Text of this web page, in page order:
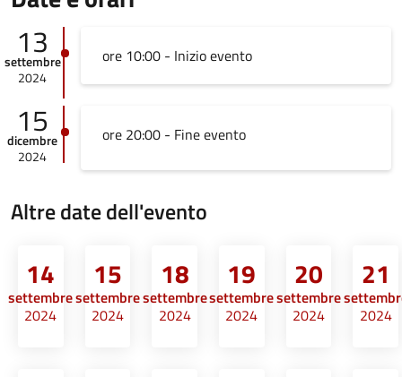
13
settembre
2024
ore 10:00 - Inizio evento
15
dicembre
2024
ore 20:00 - Fine evento
Altre date dell'evento
14
settembre
2024
15
settembre
2024
18
settembre
2024
19
settembre
2024
20
settembre
2024
21
2024